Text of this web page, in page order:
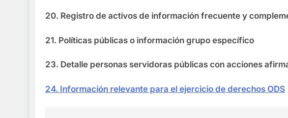
20. Registro de activos de información frecuente y
21. Políticas públicas o información grupo específico
23. Detalle personas servidoras públicas con acciones
24. Información relevante para el ejercicio de derechos ODS